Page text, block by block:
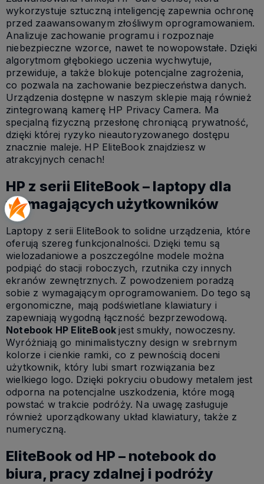
wykorzystuje sztuczną inteligencję zapewnia ochronę
przed zaawansowanym złośliwym oprogramowaniem.
Analizuje zachowanie programu i rozpoznaje
niebezpieczne wzorce, nawet te nowopowstałe. Dzięki
algorytmom głębokiego uczenia wychwytuje,
przewiduje, a także blokuje potencjalne zagrożenia,
co pozwala na zachowanie bezpieczeństwa danych.
Urządzenia dostępne w naszym sklepie mają również
zintegrowaną kamerę HP Privacy Camera. Ma
specjalną fizyczną przesłonę chroniącą prywatność,
dzięki której ryzyko nieautoryzowanego dostępu
znacznie maleje. HP EliteBook znajdziesz w
atrakcyjnych cenach!
HP z serii EliteBook – laptopy dla
wymagających użytkowników
Laptopy z serii EliteBook to solidne urządzenia, które
oferują szereg funkcjonalności. Dzięki temu są
wielozadaniowe a poszczególne modele można
podpiąć do stacji roboczych, rzutnika czy innych
ekranów zewnętrznych. Z powodzeniem poradzą
sobie z wymagającym oprogramowaniem. Do tego są
ergonomiczne, mają podświetlane klawiatury i
zapewniają wygodną łączność bezprzewodową.
Notebook HP EliteBookjest smukły, nowoczesny.
Wyróżniają go minimalistyczny design w srebrnym
kolorze i cienkie ramki, co z pewnością doceni
użytkownik, który lubi smart rozwiązania bez
wielkiego logo. Dzięki pokryciu obudowy metalem jest
odporna na potencjalne uszkodzenia, które mogą
powstać w trakcie podróży. Na uwagę zasługuje
również uporządkowany układ klawiatury, także z
numeryczną.
EliteBook od HP – notebook do
biura, pracy zdalnej i podróży